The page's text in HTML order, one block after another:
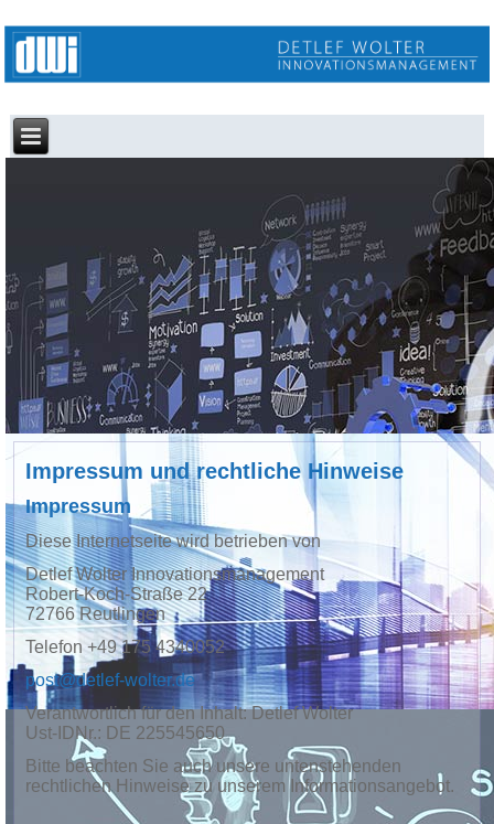
Impressum und rechtliche Hinweise
Impressum
Diese Internetseite wird betrieben von
Detlef Wolter Innovationsmanagement
Robert-Koch-Straße 22
72766 Reutlingen
Telefon +49 175 4340052
post@detlef-wolter.de
Verantwortlich für den Inhalt: Detlef Wolter
Ust-IDNr.: DE 225545650
Bitte beachten Sie auch unsere untenstehenden
rechtlichen Hinweise zu unserem Informationsangebot.